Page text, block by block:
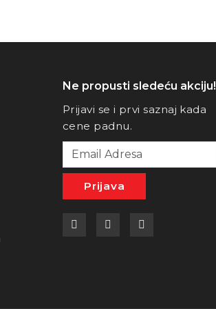
Ne propusti sledeću akciju!
Prijavi se i prvi saznaj kada
cene padnu.
Prijava